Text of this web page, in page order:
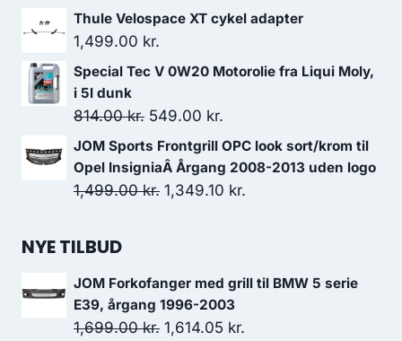
62.50 kr..49.00 kr..
Thule Velospace XT cykel adapter
1,499.00 kr.
Special Tec V 0W20 Motorolie fra Liqui Moly,
i 5l dunk
814.00kr. Den
oprindelige
pris
var:
549.00 kr.
aktuelle
pris
er:
JOM Sports Frontgrill OPC look sort/krom til
Opel InsigniaÂ Årgang 2008-2013 uden logo
1,499.00kr. Den
1,499.00 kr..
1,349.10 kr.
1,349.10 kr..
NYE TILBUD
JOM Forkofanger med grill til BMW 5 serie
E39, årgang 1996-2003
1,699.00kr. Den
1,614.05 kr.